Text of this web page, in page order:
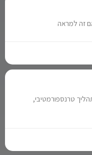
היא תהליך טרנספורמטיבי,